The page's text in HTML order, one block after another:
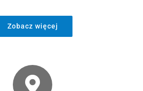
Zobacz więcej